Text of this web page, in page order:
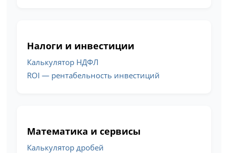
Налоги и инвестиции
Калькулятор НДФЛ
ROI — рентабельность инвестиций
Математика и сервисы
Калькулятор дробей